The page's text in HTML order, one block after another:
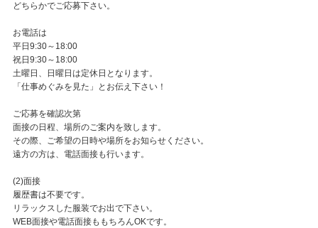
どちらかでご応募下さい。
お電話は
平日9:30～18:00
祝日9:30～18:00
土曜日、日曜日は定休日となります。
「仕事めぐみを見た」とお伝え下さい！
ご応募を確認次第
面接の日程、場所のご案内を致します。
その際、ご希望の日時や場所をお知らせください。
遠方の方は、電話面接も行います。
(2)面接
履歴書は不要です。
リラックスした服装でお出で下さい。
WEB面接や電話面接ももちろんOKです。